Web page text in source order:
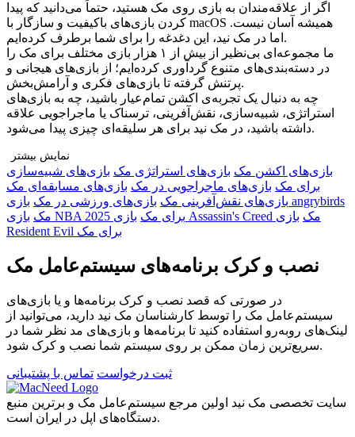
اگر از علاقه‌مندان به بازی روی مک هستید، حتماً می‌دانید که پیدا
کردن بازی‌های باکیفیت و سازگار با macOS همیشه آسان نیست.
اما در مک نید، این دغدغه را برای شما برطرف کرده‌ایم.
ما مجموعه‌ای بی‌نظیر از بیش از ۱ هزار بازی مختلف برای مک را
در دسته‌بندی‌های متنوع گردآوری کرده‌ایم؛ از بازی‌های هیجانی و
پرتنش گرفته تا بازی‌های فکری و آرامش‌بخش.
چه به دنبال یک تجربه‌ی اکشن تمام‌عیار باشید، چه به بازی‌های
استراتژی، شبیه‌سازی، نقش‌آفرینی، ترسناک یا ماجراجویی علاقه
داشته باشید، در مک نید برای هر سلیقه‌ای چیزی پیدا می‌شود.
همه بازی‌ها همراه با راهنمای نصب کامل فارسی – به‌صورت متنی
چرا مک نید برای گیمرهای مک انتخاب مناسبی‌ست؟
🔹 تنوع بی‌نظیر در ژانرها: اکشن، استراتژی، شبیه‌سازی، ماجرایی،
آنلاین، کلاسیک و بیشتر
🔹 سازگاری کامل با نسخه‌های مختلف macOS
🔹 آموزش نصب گام‌به‌گام، مناسب حتی برای تازه‌واردها
🔹 دسترسی بدون محدودیت پس از عضویت
کافی‌ست عضو شوید و وارد دنیای بازی‌های مک نید شوید؛ جایی که
سرگرمی، هیجان و سادگی کنار هم قرار گرفته‌اند. از همین حالا
نمایش بیشتر
بازی‌های اکشن مک بازی‌های استراتژی مک بازی‌های شبیه‌سازی
برای مک بازی‌های ماجراجویی در مک بازی‌های مسابقه‌ای مک
بازی‌های نقش‌آفرینی مک بازی‌های ورزشی در مک بازی angrybirds
مک
بازی NBA 2025 برای مک بازی Assassin's Creed مک بازی
Resident Evil برای مک
نصب و کرک برنامه‌های سیستم‌عامل مک
در صورتی که قصد نصب و کرک برنامه‌ها و یا بازی‌های
سیستم‌عامل مک را توسط کارشناسان مک نید دارید، می‌توانید از
لینک‌های رو‌به‌رو استفاده کنید تا برنامه‌ها و بازی‌های مد نظر شما در
سریع‌ترین زمان ممکن بر روی سیستم شما نصب و کرک شود.
ثبت درخواست تماس با پشتیبانی
سایت تخصصی مک نید اولین مرجع سیستم‌عامل مک و برترین منبع
دستگاه‌های اپل در ایران است.